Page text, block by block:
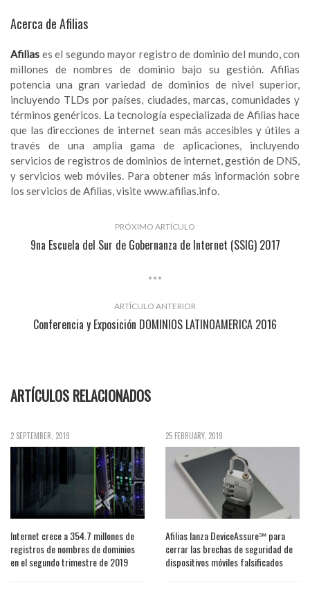
Acerca de Afilias
Afilias es el segundo mayor registro de dominio del mundo, con
millones de nombres de dominio bajo su gestión. Afilias
potencia una gran variedad de dominios de nivel superior,
incluyendo TLDs por países, ciudades, marcas, comunidades y
términos genéricos. La tecnología especializada de Afilias hace
que las direcciones de internet sean más accesibles y útiles a
través de una amplia gama de aplicaciones, incluyendo
servicios de registros de dominios de internet,gestión de DNS,
y servicios web móviles. Para obtener más información sobre
los servicios de Afilias, visitewww.afilias.info.
PRÓXIMO ARTÍCULO
9na Escuela del Sur de Gobernanza de Internet (SSIG) 2017
ARTÍCULO ANTERIOR
Conferencia y Exposición DOMINIOS LATINOAMERICA 2016
ARTÍCULOS RELACIONADOS
2 SEPTEMBER, 2019
Internet crece a 354.7 millones de
registros de nombres de dominios
en el segundo trimestre de 2019
25 FEBRUARY, 2019
Afilias lanza DeviceAssure℠ para
cerrar las brechas de seguridad de
dispositivos móviles falsificados